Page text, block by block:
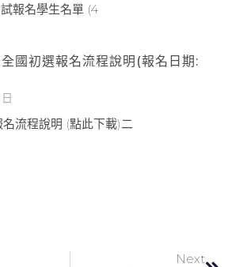
報名學生名單 (4
國初選報名流程說明(報名日期:
流程說明 (點此下載)二
Next